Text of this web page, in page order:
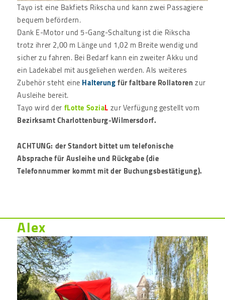
Tayo ist eine Bakfiets Rikscha und kann zwei Passagiere
bequem befördern.
Dank E-Motor und 5-Gang-Schaltung ist die Rikscha
trotz ihrer 2,00 m Länge und 1,02 m Breite wendig und
sicher zu fahren. Bei Bedarf kann ein zweiter Akku und
ein Ladekabel mit ausgeliehen werden. Als weiteres
Zubehör steht eineHalterungfür faltbare Rollatorenzur
Ausleihe bereit.
Tayo wird derfLotte SoziaLzur Verfügung gestellt vom
Bezirksamt Charlottenburg-Wilmersdorf.
ACHTUNG: der Standort bittet um telefonische
Absprache für Ausleihe und Rückgabe (die
Telefonnummer kommt mit der Buchungsbestätigung).
Alex